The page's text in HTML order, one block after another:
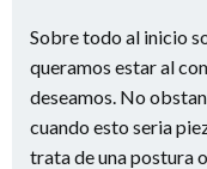
Sobre todo al inicio
queramos estar al
deseamos. No
cuando esto seri­a
trata de una postura